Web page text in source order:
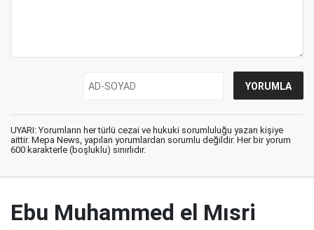
UYARI: Yorumların her türlü cezai ve hukuki sorumluluğu yazan kişiye
aittir. Mepa News, yapılan yorumlardan sorumlu değildir. Her bir yorum
600 karakterle (boşluklu) sınırlıdır.
Ebu Muhammed el Mısri